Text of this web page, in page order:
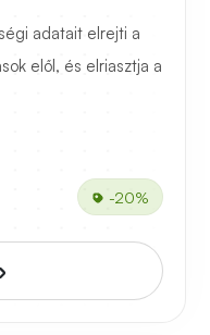
adatait elrejti a
elől, és elriasztja a
-20%